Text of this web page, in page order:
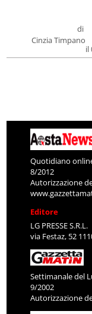
di
Cinzia Timpano
il
Quotidiano
8/2012
Autorizzazione
Editore
LG PRESSE S.R.L.
via Festaz, 52
Settimanale del
9/2002
Autorizzazione